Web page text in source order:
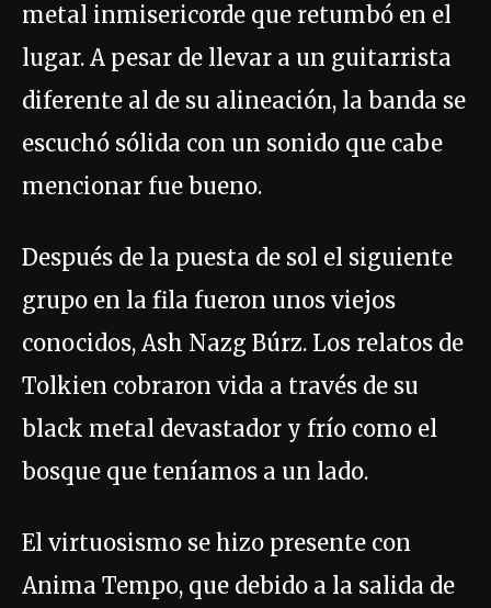
metal inmisericorde que retumbó en el
lugar. A pesar de llevar a un guitarrista
diferente al de su alineación, la banda se
escuchó sólida con un sonido que cabe
mencionar fue bueno.
Después de la puesta de sol el siguiente
grupo en la fila fueron unos viejos
conocidos, Ash Nazg Búrz. Los relatos de
Tolkien cobraron vida a través de su
black metal devastador y frío como el
bosque que teníamos a un lado.
El virtuosismo se hizo presente con
Anima Tempo, que debido a la salida de